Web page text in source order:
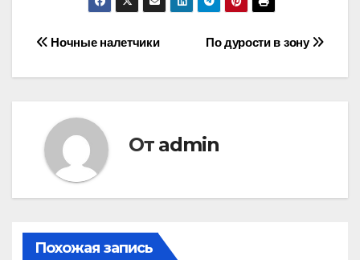
Навигация
по
записям
По дурости в зону
Ночные налетчики
От admin
Похожая запись